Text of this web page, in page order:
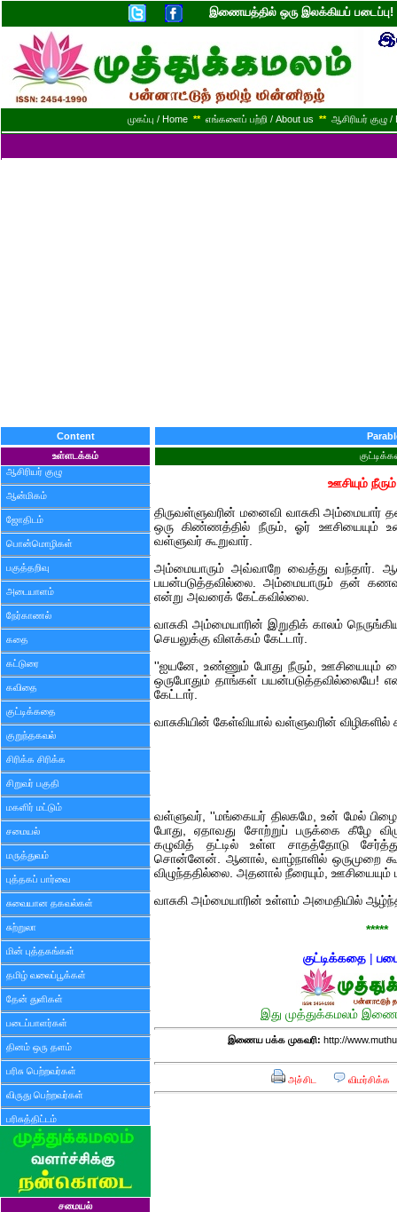
இணையத்தில் ஒரு இலக்கியப்
முகப்பு / Home ** எங்களைப் பற்றி / About us ** ஆசிரியர் குழு
Content
உள்ளடக்கம்
ஆசிரியர் குழு
ஆன்மிகம்
ஜோதிடம்
பொன்மொழிகள்
பகுத்தறிவு
அடையாளம்
நேர்காணல்
கதை
கட்டுரை
கவிதை
குட்டிக்கதை
குறுந்தகவல்
சிரிக்க சிரிக்க
சிறுவர் பகுதி
மகளிர் மட்டும்
சமையல்
மருத்துவம்
புத்தகப் பார்வை
சுவையான தகவல்கள்
சுற்றுலா
மின் புத்தகங்கள்
தமிழ் வலைப்பூக்கள்
தேன் துளிகள்
படைப்பாளர்கள்
தினம் ஒரு தளம்
பரிசு பெற்றவர்கள்
விருது பெற்றவர்கள்
பரிசுத்திட்டம்
சமையல்
ஊசியும்
திருவள்ளுவரின் மனைவி வாசுகி
ஒரு கிண்ணத்தில் நீரும், ஓர் ஊசியையும்
வள்ளுவர் கூறுவார்.
அம்மையாரும் அவ்வாறே வைத்து வந்தார்.
பயன்படுத்தவில்லை. அம்மையாரும் தன்
என்று அவரைக் கேட்கவில்லை.
வாசுகி அம்மையாரின் இறுதிக் காலம்
செயலுக்கு விளக்கம் கேட்டார்.
''ஐயனே, உண்ணும் போது நீரும்,
ஒருபோதும் தாங்கள் பயன்படுத்தவில்லையே!
கேட்டார்.
வாசுகியின் கேள்வியால் வள்ளுவரின்
வள்ளுவர், ''மங்கையர் திலகமே, உன் மேல் பிழை
போது, ஏதாவது சோற்றுப் பருக்கை கீழே
கழுவித் தட்டில் உள்ள சாதத்தோடு
சொன்னேன். ஆனால், வாழ்நாளில் ஒருமுறை கூட
விழுந்ததில்லை. அதனால் நீரையும்,
வாசுகி அம்மையாரின் உள்ளம் அமைதியில்
*****
குட்டிக்கதை|
இது முத்துக்கமலம்
இணைய பக்க முகவரி: http://
அச்சிட விமர்சிக்க